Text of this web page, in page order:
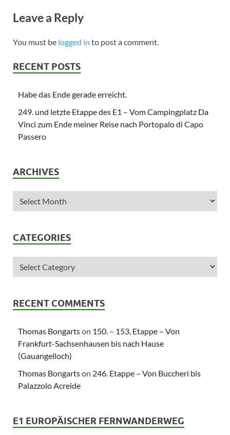
Leave a Reply
You must be logged in to post a comment.
RECENT POSTS
Habe das Ende gerade erreicht.
249. und letzte Etappe des E1 – Vom Campingplatz Da
Vinci zum Ende meiner Reise nach Portopalo di Capo
Passero
ARCHIVES
CATEGORIES
RECENT COMMENTS
Thomas Bongartson 150. – 153. Etappe – Von
Frankfurt-Sachsenhausen bis nach Hause
(Gauangelloch)
Thomas Bongartson 246. Etappe – Von Buccheri bis
Palazzolo Acreide
E1 EUROPÄISCHER FERNWANDERWEG